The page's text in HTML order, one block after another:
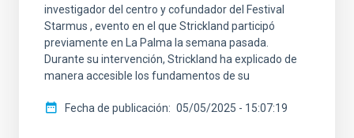
investigador del centro y cofundador del Festival
Starmus , evento en el que Strickland participó
previamente en La Palma la semana pasada.
Durante su intervención, Strickland ha explicado de
manera accesible los fundamentos de su
Fecha de publicación 05/05/2025 - 15:07:19